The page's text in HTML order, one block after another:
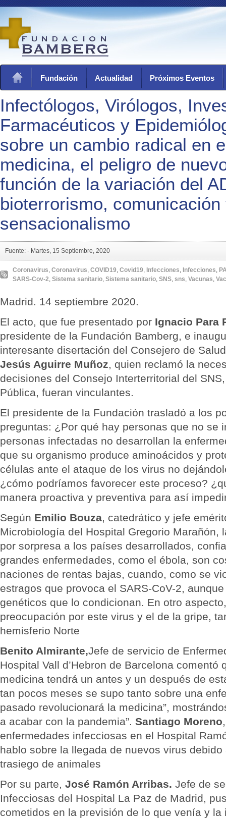
Fundación Actualidad Próximos Eventos
Infectólogos, Virólogos,
Farmacéuticos y
sobre un cambio radical en
medicina, el peligro de
función de la variación del
bioterrorismo, comunicación
sensacionalismo
Fuente: - Martes, 15 Septiembre, 2020
Coronavirus, Coronavirus, COVID19, Covid19, Infecciones, Infecciones,
SARS-Cov-2, Sistema sanitario, Sistema sanitario, SNS, sns, Vacunas,
Madrid. 14 septiembre 2020.
El acto, que fue presentado por Ignacio Para
presidente de la Fundación Bamberg, e
interesante disertación del Consejero de
Jesús Aguirre Muñoz, quien reclamó la
decisiones del Consejo Interterritorial del
Pública, fueran vinculantes.
El presidente de la Fundación trasladó a los
preguntas: ¿Por qué hay personas que no se
personas infectadas no desarrollan la
que su organismo produce aminoácidos y
células ante el ataque de los virus no
¿cómo podríamos favorecer este proceso?
manera proactiva y preventiva para así
Según Emilio Bouza, catedrático y jefe
Microbiología del Hospital Gregorio Marañón,
por sorpresa a los países desarrollados,
grandes enfermedades, como el ébola, son
naciones de rentas bajas, cuando, como se
estragos que provoca el SARS-CoV-2,
genéticos que lo condicionan. En otro
preocupación por este virus y el de la gripe,
hemisferio Norte
Benito Almirante,Jefe de servicio de
Hospital Vall d’Hebron de Barcelona comentó
medicina tendrá un antes y un después de
tan pocos meses se supo tanto sobre una
pasado revolucionará la medicina”,
a acabar con la pandemia”. Santiago Moreno
enfermedades infecciosas en el Hospital
hablo sobre la llegada de nuevos virus
trasiego de animales
Por su parte, José Ramón Arribas. Jefe de
Infecciosas del Hospital La Paz de Madrid,
cometidos en la previsión de lo que venía y la